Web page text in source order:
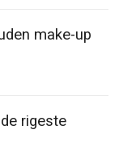
make-up
rigeste